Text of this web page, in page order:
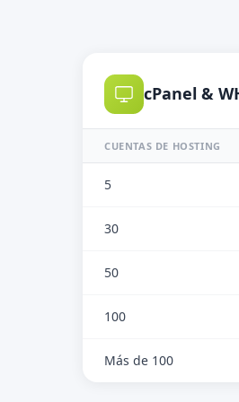
cPanel &
CUENTAS DE HOSTING
5
30
50
100
Más de 100